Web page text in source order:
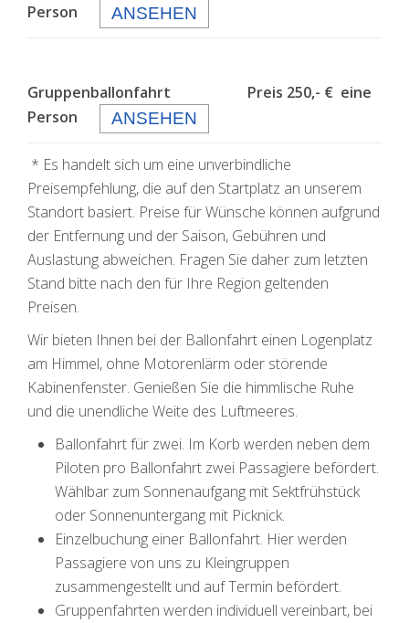
Person
ANSEHEN
Gruppenballonfahrt Preis 250,- € eine
Person
ANSEHEN
* Es handelt sich um eine unverbindliche
Preisempfehlung, die auf den Startplatz an unserem
Standort basiert. Preise für Wünsche können aufgrund
der Entfernung und der Saison, Gebühren und
Auslastung abweichen. Fragen Sie daher zum letzten
Stand bitte nach den für Ihre Region geltenden
Preisen.
Wir bieten Ihnen bei der Ballonfahrt einen Logenplatz
am Himmel, ohne Motorenlärm oder störende
Kabinenfenster. Genießen Sie die himmlische Ruhe
und die unendliche Weite des Luftmeeres.
Ballonfahrt für zwei. Im Korb werden neben dem
Piloten pro Ballonfahrt zwei Passagiere befördert.
Wählbar zum Sonnenaufgang mit Sektfrühstück
oder Sonnenuntergang mit Picknick.
Einzelbuchung einer Ballonfahrt. Hier werden
Passagiere von uns zu Kleingruppen
zusammengestellt und auf Termin befördert.
Gruppenfahrten werden individuell vereinbart, bei